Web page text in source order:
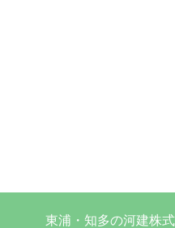
東浦・知多の河建株